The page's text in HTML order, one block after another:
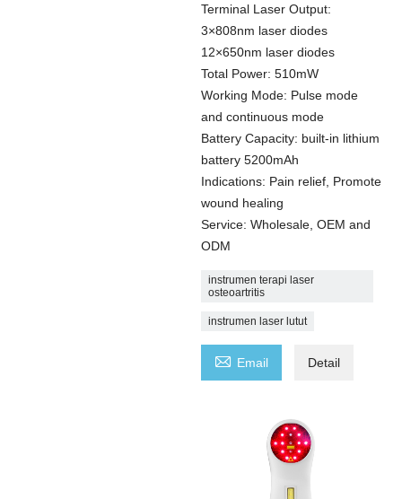
Terminal Laser Output:
3×808nm laser diodes
12×650nm laser diodes
Total Power: 510mW
Working Mode: Pulse mode
and continuous mode
Battery Capacity: built-in lithium
battery 5200mAh
Indications: Pain relief, Promote
wound healing
Service: Wholesale, OEM and
ODM
instrumen terapi laser
osteoartritis
instrumen laser lutut
 Email Detail